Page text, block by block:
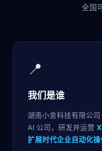
全国
📍
我们是谁
湖南小舍科技有限公
AI 公司，研发并运营
扩展时代企业自动化操